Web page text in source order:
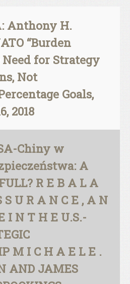
Anthony H.
“Burden
Need for Strategy
Not
Goals,
2018
Chiny w
A
R E B A L A
S U R A N C E , A N
I N T H E U.S.-
M I C H A E L E .
AND JAMES